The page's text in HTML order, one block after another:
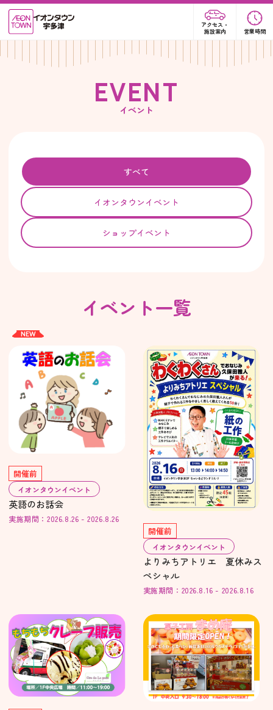
アクセス・
施設案内
営業時間
EVENT
イベント
すべて
イオンタウンイベント
ショップイベント
イベント一覧
NEW
開催前
イオンタウンイベント
英語のお話会
実施期間：2026.8.26 - 2026.8.26
開催前
イオンタウンイベント
よりみちアトリエ 夏休みス
ペシャル
実施期間：2026.8.16 - 2026.8.16